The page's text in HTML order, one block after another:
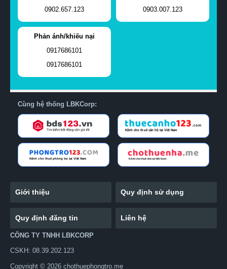
0902.657.123
0903.007.123
Phản ánh/khiếu nại
0917686101
0917686101
Cùng hệ thống LBKCorp:
Giới thiệu Quy định sử dụng
Quy định đăng tin Liên hệ
CÔNG TY TNHH LBKCORP
CSKH: 08.39.202.123
Copyright © 2026 chothuephongtro.me